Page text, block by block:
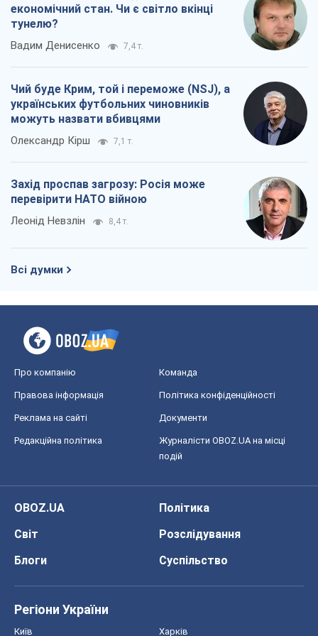
економічний стан. Чи є світло вкінці
тунелю?
Вадим Денисенко 7,4 т.
Чий буде Крим, той і переможе (NSJ), а
українських футбольних чиновників
можуть назвати вбивцями
Олександр Кірш 7,1 т.
Захід проспав загрозу: Росія може
перевірити НАТО війною
Леонід Невзлін 8,4 т.
Всі думки
Про компанію Команда
Правова інформація Політика конфіденційності
Реклама на сайті Документи
Редакційна політика
Журналісти OBOZ.UA на місці
подій
OBOZ.UA
Політика
Світ
Розслідування
Блоги
Суспільство
Регіони України
Київ Харків